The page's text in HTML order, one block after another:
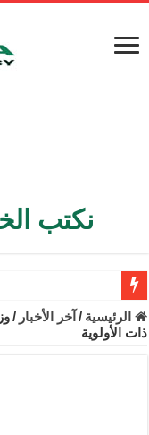
نكتب
الأمن الداخلي يعثر على
الوزير الشيباني يبحث
الرئيسية / آخر الأخبار /
ذات الأولوية